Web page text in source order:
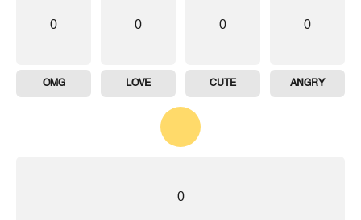
0
ANGRY
0
CUTE
0
LOVE
0
OMG
0